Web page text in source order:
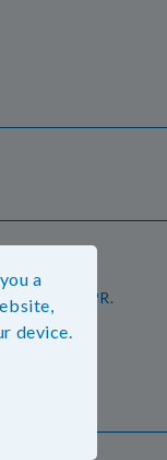
a
device.
GDPR.